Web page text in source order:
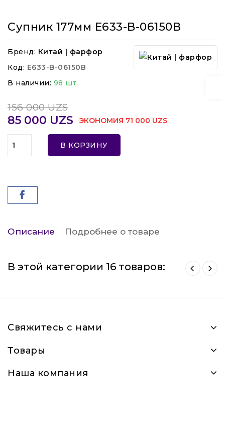
Супник 177мм E633-B-06150В
Бренд: Китай | фарфор
Код: E633-B-06150В
В наличии: 98 шт.
156 000 UZS
85 000 UZS ЭКОНОМИЯ 71 000 UZS
В КОРЗИНУ
Описание Подробнее о товаре
В этой категории 16 товаров:
Свяжитесь с нами
Товары
Наша компания